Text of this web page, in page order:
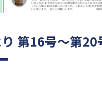
第16号～第20